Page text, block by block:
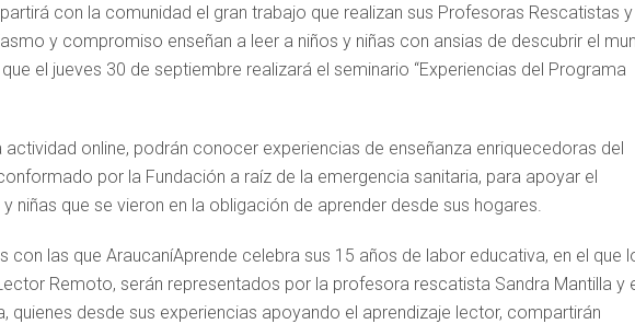
con la comunidad el gran trabajo que realizan sus Profesoras Rescatistas y
y compromiso enseñan a leer a niños y niñas con ansias de descubrir el
el jueves 30 de septiembre realizará el seminario “Experiencias del Programa
online, podrán conocer experiencias de enseñanza enriquecedoras del
por la Fundación a raíz de la emergencia sanitaria, para apoyar el
niñas que se vieron en la obligación de aprender desde sus hogares.
con las que AraucaníAprende celebra sus 15 años de labor educativa, en el que
Remoto, serán representados por la profesora rescatista Sandra Mantilla y
quienes desde sus experiencias apoyando el aprendizaje lector, compartirán